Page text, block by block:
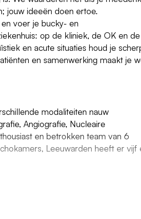
jouw ideeën doen ertoe.
voer je bucky- en
op de kliniek, de OK en de
en acute situaties houd je
en samenwerking maakt je
modaliteiten nauw
Angiografie, Nucleaire
en betrokken team van 6
Leeuwarden heeft er vijf